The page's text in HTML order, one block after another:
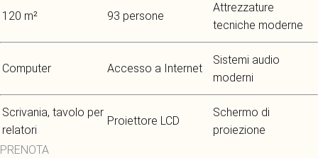
120 m² 93 persone
Attrezzature
tecniche moderne
Computer Accesso a Internet
Sistemi audio
moderni
Scrivania, tavolo per
relatori
Proiettore LCD
Schermo di
proiezione
PRENOTA